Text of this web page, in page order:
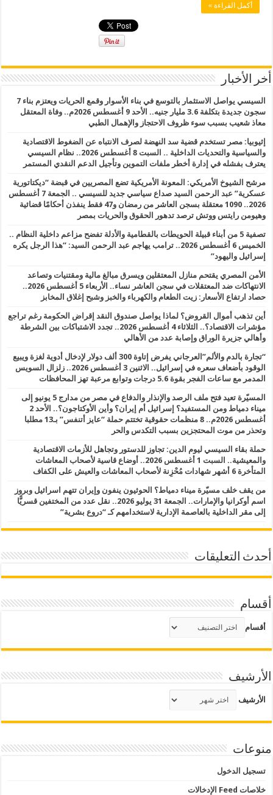
أكمل القراءة »
أخر الأخبار
السيسي يواصل الاستثمار بالتوسع في بناء الأسوار وقمع الحريات ويعتزم بناء 7
سجون جديدة بتكلفة 3.6 مليار جنيه.. الأحد 9 أغسطس 2026م.. وفاة المعتقل
معاذ شعيب بسبب سوء ظروف الاحتجاز والإهمال الطبي
إثيوبيا: مصر تستخدم قضية سد النهضة لصرف الانتباه عن الضغوط الاقتصادية
والسياسية والتحديات الداخلية .. السبت 8 أغسطس 2026.. نظام السيسي
يعترف بفشله في إدارة أخطر ملفات التموين وتأجيل الدعم النقدي المستمر
مرشح الشيوخ الأمريكي: المعونة الأمريكية تضع المصريين في قبضة “ديكتاتورية
عسكرية” عبد الرحمن السيد صداع سياسي جديد للسيسي .. الجمعة 7 أغسطس
2026.. 1090 معتقلة بسجن العاشر من رمضان و47 فقط ينفذن أحكامًا قضائية
وهيومن رايتس ووتش ترصد تدهور الحقوق والحريات بمصر
تصفية 5 من أبناء قبيلة الحويطات بالقطامية والأدلة تفضح مزاعم داخلية النظام ..
الخميس 6 أغسطس 2026.. ترامب يهاجم عبد الرحمن السيد: “هذا الرجل يكره
إسرائيل واليهود”
الأمن المصري يقتحم منازل المعتقلين ويسرق مبالغ مالية ومقتنيات وتصاعد
الانتهاكات ضد المعتقلات في سجن العاشر نساء.. الأربعاء 5 أغسطس 2026..
حصاد ارتفاع الأسعار: زيت الطعام والكهرباء والخبز وشبح إغلاق المخابز
أين تذهب أموال القروض؟ لماذا يواصل صندوق النقد إقراض الحكومة رغم تراجع
مؤشرات الاقتصاد؟.. الثلاثاء 4 أغسطس 2026.. تجدد الاشتباكات بين الشرطة
وأهالي جزيرة الوراق وإصابة عدد من الأهالي
“تجارة بالدم والألم”العرجاني يفرض إتاوة 300 ألف دولار لإدخال أدوية لغزة ويبيع
الوقود بأضعاف سعره في إسرائيل.. الاثنين 3 أغسطس 2026.. زلزال السويس
المدمر مع ساعات الفجر بقوة 5.6 درجات وتوابع مرعبة تهز المحافظات
المسيّرة تعيد فتح ملف الرصد والإنذار والدفاع في مصر من مدارج 5 يونيو إلى
ميناء دمياط ومن المستفيد؟ إسرائيل أم إيران؟ وأين الأوكتاجون؟.. الأحد 2
أغسطس 2026م.. 8 منظمات حقوقية تختتم حملة “عايز أتنفس” بـ13 مطلبا
وتحذر من موت المحتجزين بسبب التكدس والحر
حملة بقاء السيسي ليوم الدين: تجاوز للدستور وتجاهل للأزمات الاقتصادية
والمعيشية.. السبت 1 أغسطس 2026.. أوضاع قاسية لأصحاب المعاشات
المتأخرة 6 أشهر شهادات مُحْزِنة لأصحاب المعاشات والعيش على الكفاف
من يقف خلف مسيّرة ميناء دمياط؟ الحوثيون ينفون وإيران تتهم اسرائيل وبروز
اسم أوكرانيا والإمارات.. الجمعة 31 يوليو 2026.. نقل عدد من المختفين قسريًّا
إلى مقر الداخلية بالعاصمة الإدارية لاستخدامهم كـ “دروع بشرية”
أحدث التعليقات
أقسام
أقسام
الأرشيف
الأرشيف
منوعات
تسجيل الدخول
خلاصات Feed الإدخالات